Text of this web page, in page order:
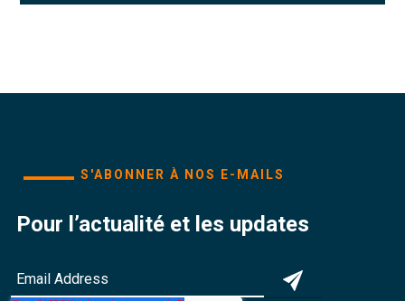
S'ABONNER À NOS E-MAILS
Pour l’actualité et les updates